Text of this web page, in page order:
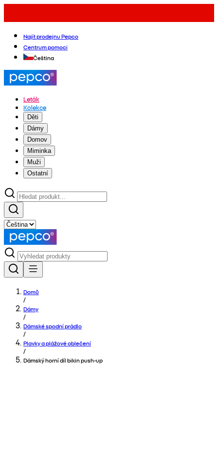
Najít prodejnu Pepco
Centrum pomoci
Čeština
Leták
Kolekce
Děti
Dámy
Domov
Miminka
Muži
Ostatní
Domů
/
Dámy
/
Dámské spodní prádlo
/
Plavky a plážové oblečení
/
Dámský horní díl bikin push-up